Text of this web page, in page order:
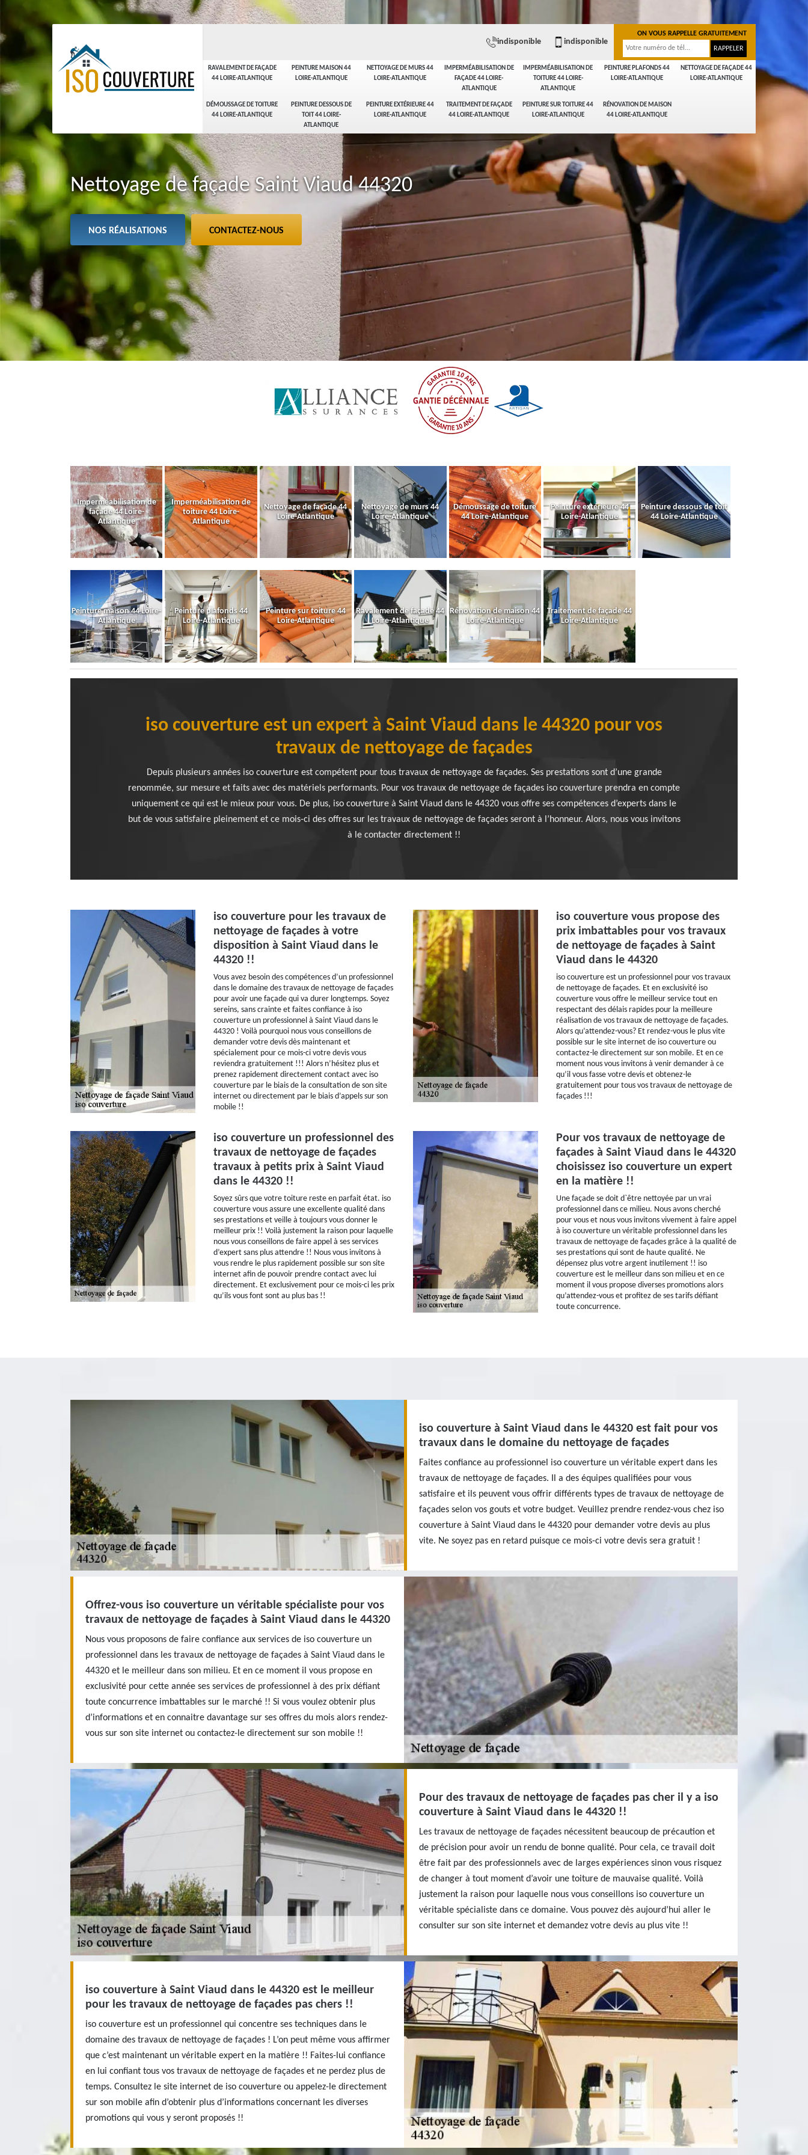
RAVALEMENT DE FAÇADE
44 LOIRE-ATLANTIQUE
PEINTURE MAISON 44
LOIRE-ATLANTIQUE
NETTOYAGE DE MURS 44
LOIRE-ATLANTIQUE
IMPERMÉABILISATION DE
FAÇADE 44 LOIRE-
ATLANTIQUE
IMPERMÉABILISATION DE
TOITURE 44 LOIRE-
ATLANTIQUE
PEINTURE PLAFONDS 44
LOIRE-ATLANTIQUE
NETTOYAGE DE FAÇADE 44
LOIRE-ATLANTIQUE
DÉMOUSSAGE DE TOITURE
44 LOIRE-ATLANTIQUE
PEINTURE DESSOUS DE
TOIT 44 LOIRE-
ATLANTIQUE
PEINTURE EXTÉRIEURE 44
LOIRE-ATLANTIQUE
TRAITEMENT DE FAÇADE
44 LOIRE-ATLANTIQUE
PEINTURE SUR TOITURE 44
LOIRE-ATLANTIQUE
RÉNOVATION DE MAISON
44 LOIRE-ATLANTIQUE
indisponible indisponible
ON VOUS RAPPELLE GRATUITEMENT
Nettoyage de façade Saint Viaud 44320
NOS RÉALISATIONS CONTACTEZ-NOUS
Imperméabilisation de
façade 44 Loire-
Atlantique
Imperméabilisation de
toiture 44 Loire-
Atlantique
Nettoyage de façade 44
Loire-Atlantique
Nettoyage de murs 44
Loire-Atlantique
Démoussage de toiture
44 Loire-Atlantique
Peinture extérieure 44
Loire-Atlantique
Peinture dessous de toit
44 Loire-Atlantique
Peinture maison 44 Loire-
Atlantique
Peinture plafonds 44
Loire-Atlantique
Peinture sur toiture 44
Loire-Atlantique
Ravalement de façade 44
Loire-Atlantique
Rénovation de maison 44
Loire-Atlantique
Traitement de façade 44
Loire-Atlantique
iso couverture est un expert à Saint Viaud dans le 44320 pour vos
travaux de nettoyage de façades
Depuis plusieurs années iso couverture est compétent pour tous travaux de nettoyage de façades. Ses prestations sont d’une grande
renommée, sur mesure et faits avec des matériels performants. Pour vos travaux de nettoyage de façades iso couverture prendra en compte
uniquement ce qui est le mieux pour vous. De plus, iso couverture à Saint Viaud dans le 44320 vous offre ses compétences d’experts dans le
but de vous satisfaire pleinement et ce mois-ci des offres sur les travaux de nettoyage de façades seront à l’honneur. Alors, nous vous invitons
à le contacter directement !!
iso couverture pour les travaux de
nettoyage de façades à votre
disposition à Saint Viaud dans le
44320 !!
Vous avez besoin des compétences d’un professionnel
dans le domaine des travaux de nettoyage de façades
pour avoir une façade qui va durer longtemps. Soyez
sereins, sans crainte et faites confiance à iso
couverture un professionnel à Saint Viaud dans le
44320 ! Voilà pourquoi nous vous conseillons de
demander votre devis dès maintenant et
spécialement pour ce mois-ci votre devis vous
reviendra gratuitement !!! Alors n’hésitez plus et
prenez rapidement directement contact avec iso
couverture par le biais de la consultation de son site
internet ou directement par le biais d’appels sur son
mobile !!
iso couverture vous propose des
prix imbattables pour vos travaux
de nettoyage de façades à Saint
Viaud dans le 44320
iso couverture est un professionnel pour vos travaux
de nettoyage de façades. Et en exclusivité iso
couverture vous offre le meilleur service tout en
respectant des délais rapides pour la meilleure
réalisation de vos travaux de nettoyage de façades.
Alors qu’attendez-vous? Et rendez-vous le plus vite
possible sur le site internet de iso couverture ou
contactez-le directement sur son mobile. Et en ce
moment nous vous invitons à venir demander à ce
qu’il vous fasse votre devis et obtenez-le
gratuitement pour tous vos travaux de nettoyage de
façades !!!
iso couverture un professionnel des
travaux de nettoyage de façades
travaux à petits prix à Saint Viaud
dans le 44320 !!
Soyez sûrs que votre toiture reste en parfait état. iso
couverture vous assure une excellente qualité dans
ses prestations et veille à toujours vous donner le
meilleur prix !! Voilà justement la raison pour laquelle
nous vous conseillons de faire appel à ses services
d’expert sans plus attendre !! Nous vous invitons à
vous rendre le plus rapidement possible sur son site
internet afin de pouvoir prendre contact avec lui
directement. Et exclusivement pour ce mois-ci les prix
qu’ils vous font sont au plus bas !!
Pour vos travaux de nettoyage de
façades à Saint Viaud dans le 44320
choisissez iso couverture un expert
en la matière !!
Une façade se doit d`être nettoyée par un vrai
professionnel dans ce milieu. Nous avons cherché
pour vous et nous vous invitons vivement à faire appel
à iso couverture un véritable professionnel dans les
travaux de nettoyage de façades grâce à la qualité de
ses prestations qui sont de haute qualité. Ne
dépensez plus votre argent inutilement !! iso
couverture est le meilleur dans son milieu et en ce
moment il vous propose diverses promotions alors
qu’attendez-vous et profitez de ses tarifs défiant
toute concurrence.
iso couverture à Saint Viaud dans le 44320 est fait pour vos
travaux dans le domaine du nettoyage de façades
Faites confiance au professionnel iso couverture un véritable expert dans les
travaux de nettoyage de façades. Il a des équipes qualifiées pour vous
satisfaire et ils peuvent vous offrir différents types de travaux de nettoyage de
façades selon vos gouts et votre budget. Veuillez prendre rendez-vous chez iso
couverture à Saint Viaud dans le 44320 pour demander votre devis au plus
vite. Ne soyez pas en retard puisque ce mois-ci votre devis sera gratuit !
Offrez-vous iso couverture un véritable spécialiste pour vos
travaux de nettoyage de façades à Saint Viaud dans le 44320
Nous vous proposons de faire confiance aux services de iso couverture un
professionnel dans les travaux de nettoyage de façades à Saint Viaud dans le
44320 et le meilleur dans son milieu. Et en ce moment il vous propose en
exclusivité pour cette année ses services de professionnel à des prix défiant
toute concurrence imbattables sur le marché !! Si vous voulez obtenir plus
d’informations et en connaitre davantage sur ses offres du mois alors rendez-
vous sur son site internet ou contactez-le directement sur son mobile !!
Pour des travaux de nettoyage de façades pas cher il y a iso
couverture à Saint Viaud dans le 44320 !!
Les travaux de nettoyage de façades nécessitent beaucoup de précaution et
de précision pour avoir un rendu de bonne qualité. Pour cela, ce travail doit
être fait par des professionnels avec de larges expériences sinon vous risquez
de changer à tout moment d’avoir une toiture de mauvaise qualité. Voilà
justement la raison pour laquelle nous vous conseillons iso couverture un
véritable spécialiste dans ce domaine. Vous pouvez dès aujourd’hui aller le
consulter sur son site internet et demandez votre devis au plus vite !!
iso couverture à Saint Viaud dans le 44320 est le meilleur
pour les travaux de nettoyage de façades pas chers !!
iso couverture est un professionnel qui concentre ses techniques dans le
domaine des travaux de nettoyage de façades ! L’on peut même vous affirmer
que c’est maintenant un véritable expert en la matière !! Faites-lui confiance
en lui confiant tous vos travaux de nettoyage de façades et ne perdez plus de
temps. Consultez le site internet de iso couverture ou appelez-le directement
sur son mobile afin d’obtenir plus d’informations concernant les diverses
promotions qui vous y seront proposés !!